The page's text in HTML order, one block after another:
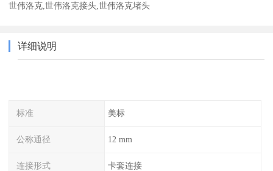
世伟洛克,世伟洛克接头,世伟洛克堵头
详细说明
标准 美标
公称通径 12 mm
连接形式 卡套连接